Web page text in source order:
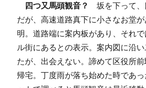
四つ又馬頭観音？
坂を下って、
だが、高速道路真下に小さなお堂
明。道路端に案内板があり、それ
ル街にあるとの表示。案内図に沿
たが、出会えない。諦めて区役所
帰宅。丁度雨が落ち始めた時であ